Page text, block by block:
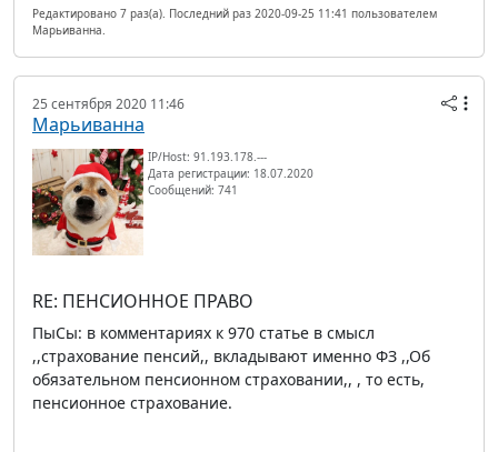
Редактировано 7 раз(а). Последний раз 2020-09-25 11:41 пользователем
Марьиванна.
25 сентября 2020 11:46
Марьиванна
IP/Host: 91.193.178.---
Дата регистрации: 18.07.2020
Сообщений: 741
RE: ПЕНСИОННОЕ ПРАВО
ПыСы: в комментариях к 970 статье в смысл
,,страхование пенсий,, вкладывают именно ФЗ ,,Об
обязательном пенсионном страховании,, , то есть,
пенсионное страхование.